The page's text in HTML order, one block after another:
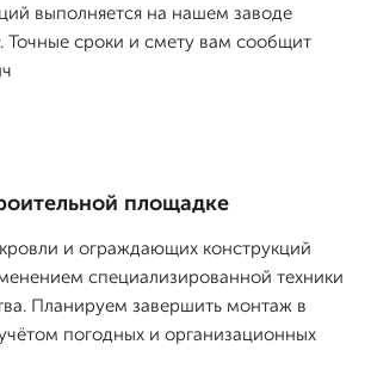
выполняется на нашем заводе
Точные сроки и смету вам сообщит
площадке
и ограждающих конструкций
специализированной техники
Планируем завершить монтаж в
учётом погодных и организационных